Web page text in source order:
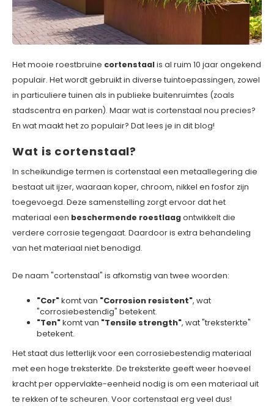
Verzinkt staal plantenbakken
In-Lite Ready opzetranden
Het mooie roestbruine cortenstaalis al ruim 10 jaar ongekend
populair. Het wordt gebruikt in diverse tuintoepassingen, zowel
in particuliere tuinen als in publieke buitenruimtes (zoals
stadscentra en parken). Maar wat is cortenstaal nou precies?
En wat maakt het zo populair? Dat lees je in dit blog!
Wat is cortenstaal?
In scheikundige termen is cortenstaal een metaallegering die
bestaat uit ijzer, waaraan koper, chroom, nikkel en fosfor zijn
toegevoegd. Deze samenstelling zorgt ervoor dat het
materiaal een beschermende roestlaagontwikkelt die
verdere corrosie tegengaat. Daardoor is extra behandeling
van het materiaal niet benodigd.
De naam "cortenstaal" is afkomstig van twee woorden:
"Cor"komt van "Corrosion resistent", wat
"corrosiebestendig" betekent.
"Ten"komt van "Tensile strength", wat "treksterkte"
betekent.
Het staat dus letterlijk voor een corrosiebestendig materiaal
met een hoge treksterkte. De treksterkte geeft weer hoeveel
kracht per oppervlakte-eenheid nodig is om een materiaal uit
te rekken of te scheuren. Voor cortenstaal erg veel dus!